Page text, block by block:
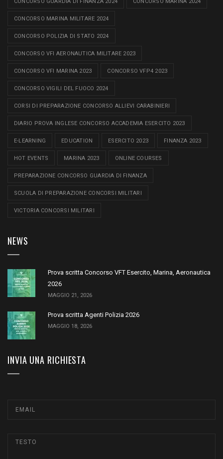
CONCORSO MARINA MILITARE 2024
CONCORSO POLIZIA DI STATO 2024
CONCORSO VFI AERONAUTICA MILITARE 2023
CONCORSO VFI MARINA 2023 CONCORSO VFP4 2023
CONCORSO VIGILI DEL FUOCO 2024
CORSI DI PREPARAZIONE CONCORSO ALLIEVI CARABINIERI
DIARIO PROVA INGLESE CONCORSO ACCADEMIA ESERCITO 2023
E-LEARNING EDUCATION ESERCITO 2023 FINANZA 2023
HOT EVENTS MARINA 2023 ONLINE COURSES
PREPARAZIONE CONCORSO GUARDIA DI FINANZA
SCUOLA DI PREPARAZIONE CONCORSI MILITARI
VICTORIA CONCORSI MILITARI
NEWS
Prova scritta Concorso VFT Esercito, Marina, Aeronautica
2026
MAGGIO 21, 2026
Prova scritta Agenti Polizia 2026
MAGGIO 18, 2026
INVIA UNA RICHIESTA